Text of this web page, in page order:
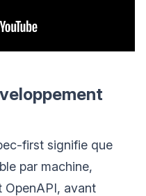
first signifie que
par machine,
OpenAPI, avant